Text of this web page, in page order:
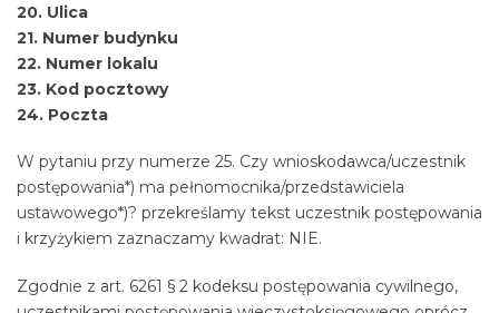
20. Ulica
21. Numer budynku
22. Numer lokalu
23. Kod pocztowy
24. Poczta
W pytaniu przy numerze 25. Czy wnioskodawca/uczestnik
postępowania*) ma pełnomocnika/przedstawiciela
ustawowego*)? przekreślamy tekst uczestnik postępowania
i krzyżykiem zaznaczamy kwadrat: NIE.
Zgodnie z art. 6261 § 2 kodeksu postępowania cywilnego,